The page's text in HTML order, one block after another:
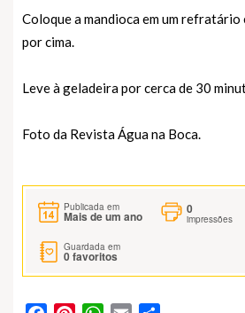
Coloque a mandioca em um
por cima.
Leve à geladeira por cerca de 30
Foto da Revista Água na Boca.
Publicada em
Mais de um ano
0
impressões
Guardada em
0favoritos